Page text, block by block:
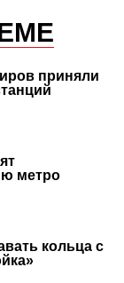
приняли
метро
кольца с